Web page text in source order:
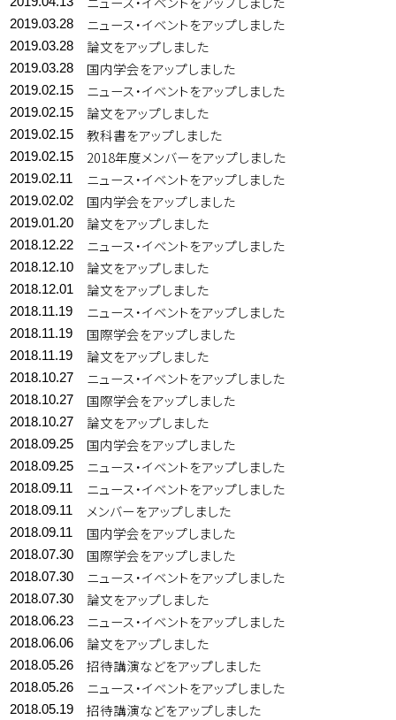
2019.03.28 ニュース・イベントをアップしました
2019.03.28 論文をアップしました
2019.03.28 国内学会をアップしました
2019.02.15 ニュース・イベントをアップしました
2019.02.15 論文をアップしました
2019.02.15 教科書をアップしました
2019.02.15 2018年度メンバーをアップしました
2019.02.11 ニュース・イベントをアップしました
2019.02.02 国内学会をアップしました
2019.01.20 論文をアップしました
2018.12.22 ニュース・イベントをアップしました
2018.12.10 論文をアップしました
2018.12.01 論文をアップしました
2018.11.19 ニュース・イベントをアップしました
2018.11.19 国際学会をアップしました
2018.11.19 論文をアップしました
2018.10.27 ニュース・イベントをアップしました
2018.10.27 国際学会をアップしました
2018.10.27 論文をアップしました
2018.09.25 国内学会をアップしました
2018.09.25 ニュース・イベントをアップしました
2018.09.11 ニュース・イベントをアップしました
2018.09.11 メンバーをアップしました
2018.09.11 国内学会をアップしました
2018.07.30 国際学会をアップしました
2018.07.30 ニュース・イベントをアップしました
2018.07.30 論文をアップしました
2018.06.23 ニュース・イベントをアップしました
2018.06.06 論文をアップしました
2018.05.26 招待講演などをアップしました
2018.05.26 ニュース・イベントをアップしました
2018.05.19 招待講演などをアップしました